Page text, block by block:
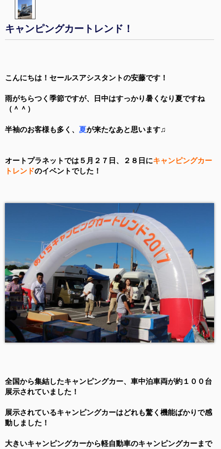
キャンピングカートレンド！
こんにちは！セールスアシスタントの安藤です！
雨がちらつく季節ですが、日中はすっかり暑くなり夏ですね
（＾＾）
半袖のお客様も多く、 夏が来たなあと思います♫
オートプラネットでは５月２７日、２８日にキャンピングカー
トレンドのイベントでした！
全国から集結したキャンピングカー、車中泊車両が約１００台
展示されていました！
展示されているキャンピングカーはどれも驚く機能ばかりで感
動しました！
大きいキャンピングカーから軽自動車のキャンピングカーまで